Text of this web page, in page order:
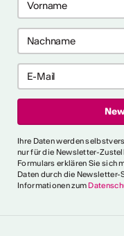
2024/2025
Ihre Daten werden
nur für die Newsletter-
Formulars erklären Sie sich
Daten durch die Newsletter-
Informationen zum